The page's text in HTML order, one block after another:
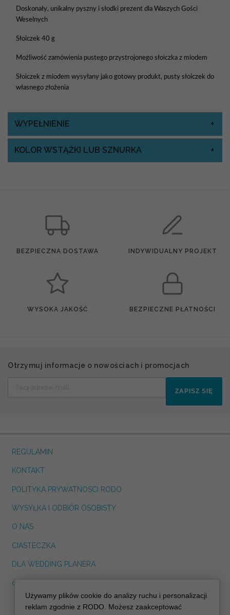
Doskonały, unikalny pyszny i słodki prezent dla Waszych Gości
Weselnych
Słoiczek 40 g
Możliwość zamówienia pustego przystrojonego słoiczka z miodem
Słoiczek z miodem wysyłany jako gotowy produkt, pusty słoiczek do
własnego złożenia
WYPEŁNIENIE
KOLOR WSTĄŻKI LUB SZNURKA
BEZPIECZNA DOSTAWA INDYWIDUALNY PROJEKT
WYSOKA JAKOŚĆ BEZPIECZNE PŁATNOŚCI
Otrzymuj informacje o nowościach i promocjach
ZAPISZ SIĘ
REGULAMIN
KONTAKT
POLITYKA PRYWATNOSCI RODO
WYSYŁKA I ODBIÓR OSOBISTY
O NAS
CIASTECZKA
DLA WEDDING PLANERA
dreskot.com
info@decoris.pl
Używamy plików cookie do analizy ruchu i personalizacji
reklam zgodnie z RODO. Możesz zaakceptować